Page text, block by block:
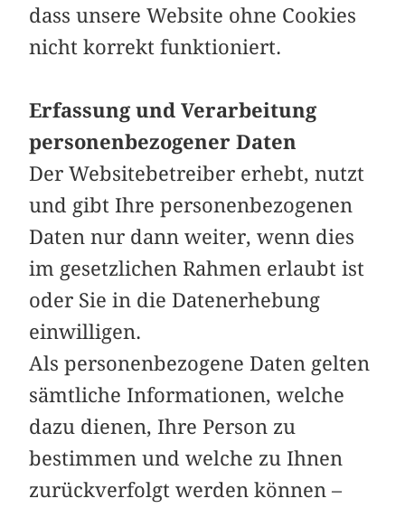
dass unsere Website ohne Cookies
nicht korrekt funktioniert.
Erfassung und Verarbeitung
personenbezogener Daten
Der Websitebetreiber erhebt, nutzt
und gibt Ihre personenbezogenen
Daten nur dann weiter, wenn dies
im gesetzlichen Rahmen erlaubt ist
oder Sie in die Datenerhebung
einwilligen.
Als personenbezogene Daten gelten
sämtliche Informationen, welche
dazu dienen, Ihre Person zu
bestimmen und welche zu Ihnen
zurückverfolgt werden können –